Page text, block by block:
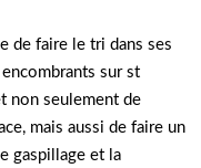
de faire le tri dans ses
sur st
non seulement de
mais aussi de faire un
gaspillage et la